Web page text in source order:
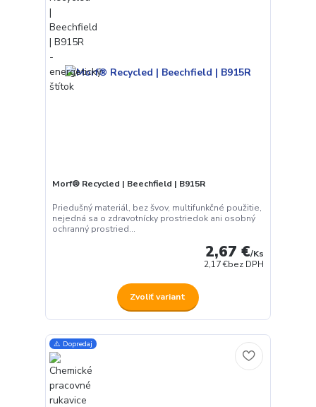
Morf® Recycled | Beechfield | B915R
Priedušný materiál, bez švov, multifunkčné použitie,
nejedná sa o zdravotnícky prostriedok ani osobný
ochranný prostried...
2,67 €/Ks
2,17 €bez DPH
Zvoliť variant
⚠️ Dopredaj